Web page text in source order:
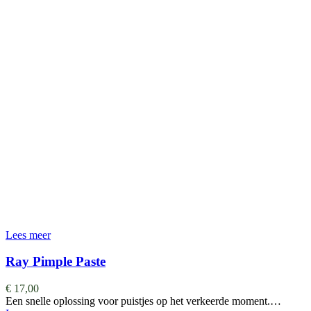
Lees meer
Ray Pimple Paste
€ 17,00
Een snelle oplossing voor puistjes op het verkeerde moment.…